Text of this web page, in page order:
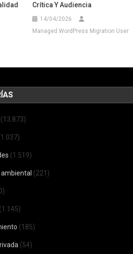
Crítica Y Audiencia
14/04/2026
Managed WordPress Migration User
(13.873)
(1.519)
(221)
(1.145)
(185)
(54)